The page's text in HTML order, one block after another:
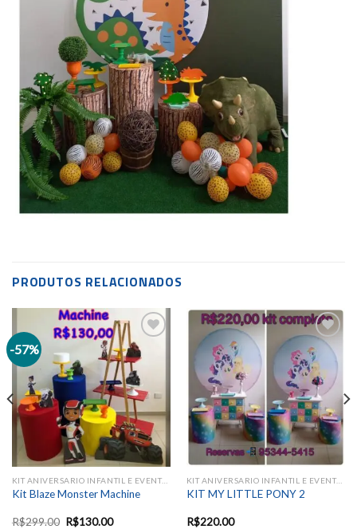
PRODUTOS RELACIONADOS
-57%
Add to
wishlist
KIT ANIVERSARIO INFANTIL E EVENTOS SAZONAIS
Kit Blaze Monster Machine
R$299.00 R$130.00
Add to
wishlist
KIT ANIVERSARIO INFANTIL E EVENTOS SAZONAIS
KIT MY LITTLE PONY 2
R$220.00